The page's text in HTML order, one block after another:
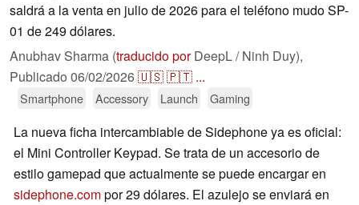
saldrá a la venta en julio de 2026 para el teléfono mudo SP-
01 de 249 dólares.
Anubhav Sharma (traducido porDeepL / Ninh Duy),
Publicado 06/02/2026🇺🇸🇵🇹 ...
Smartphone Accessory Launch Gaming
La nueva ficha intercambiable de Sidephone ya es oficial:
el Mini Controller Keypad. Se trata de un accesorio de
estilo gamepad que actualmente se puede encargar en
sidephone.compor 29 dólares. El azulejo se enviará en